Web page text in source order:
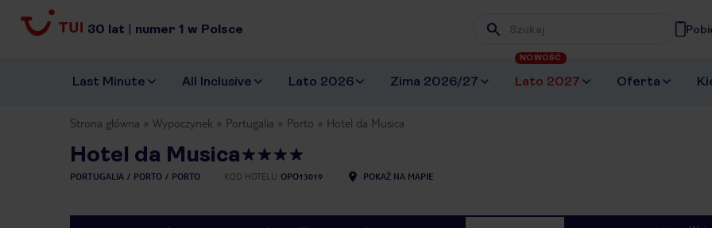
30 lat | numer 1 w Polsce Wpisz frazę, której szukasz
Last Minute All Inclusive Lato 2026 Zima 2026/27 Lato 2027
NOWOŚĆ
Oferta
Strona główna Wypoczynek Portugalia Porto Hotel da Musica
Hotel da Musica
PORTUGALIA PORTO PORTO KOD HOTELU OPO13019 POKAŻ NA MAPIE